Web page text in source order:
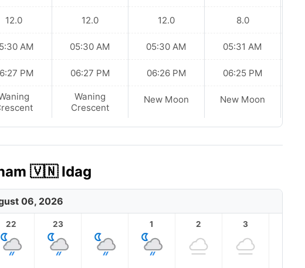
12.0
AM
PM
12.0
05:30 AM
06:27 PM
Waning
Crescent
12.0
05:30 AM
06:26 PM
New Moon
8.0
05:31 AM
06:25 PM
New Moon
🇻🇳 Idag
06, 2026
22 23 1 2 3